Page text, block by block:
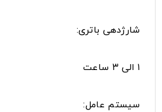
شارژدهی باتری:
۱ الی ۳ ساعت
سیستم عامل: